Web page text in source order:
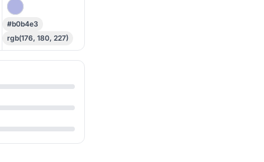
#b0b4e3
rgb(176, 180, 227)